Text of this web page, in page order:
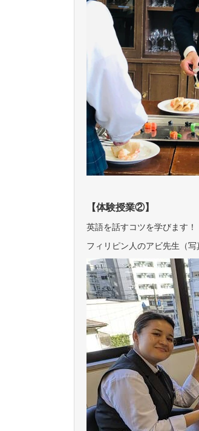
【体験授業②】
英語を話すコツを学びます！
フィリピン人のアビ先生（